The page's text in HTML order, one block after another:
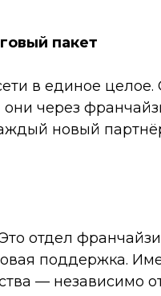
пакет
в единое
через
новый
отдел
поддержка.
— независимо